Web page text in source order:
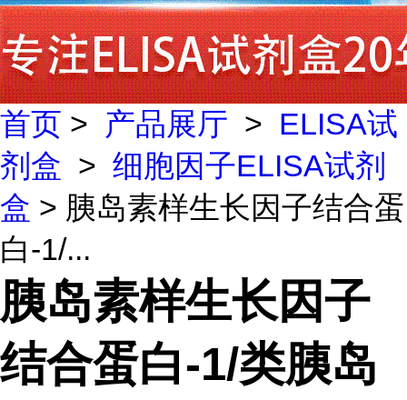
首页 > 产品展厅 > ELISA试
剂盒 > 细胞因子ELISA试剂
盒 > 胰岛素样生长因子结合蛋
白-1/...
胰岛素样生长因子
结合蛋白-1/类胰岛